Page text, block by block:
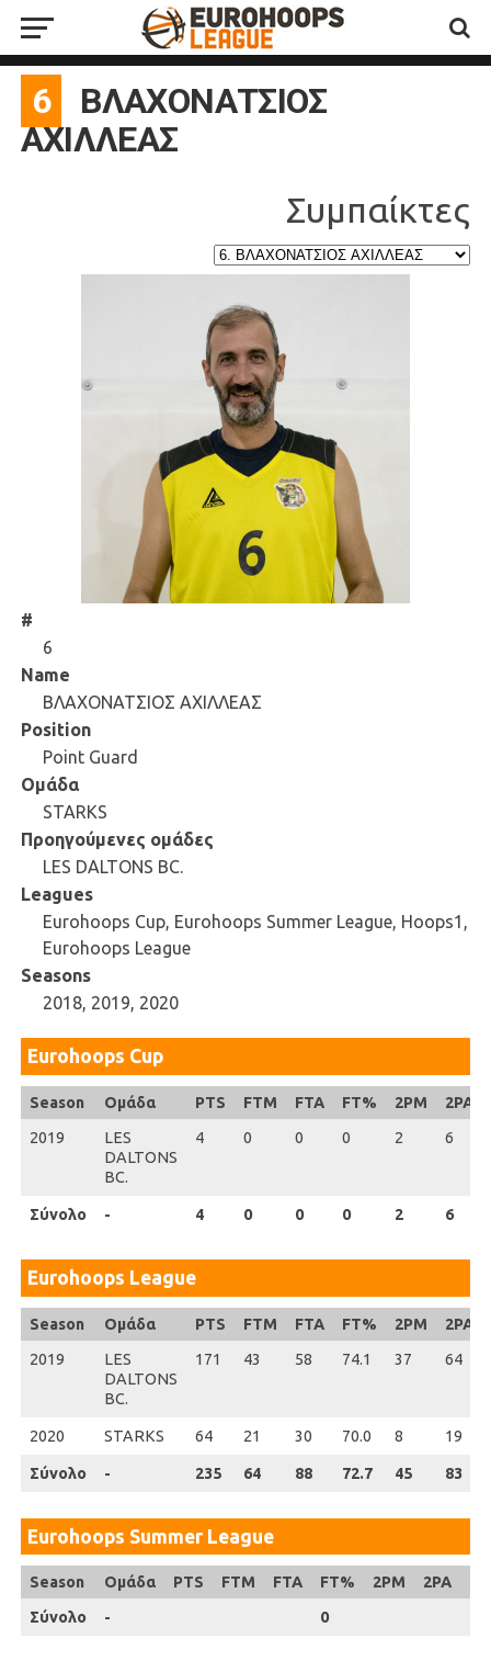
6
ΒΛΑΧΟΝΑΤΣΙΟΣ
ΑΧΙΛΛΕΑΣ
#
6
Name
ΒΛΑΧΟΝΑΤΣΙΟΣ ΑΧΙΛΛΕΑΣ
Position
Point Guard
Ομάδα
STARKS
Προηγούμενες ομάδες
LES DALTONS BC.
Leagues
Eurohoops Cup, Eurohoops Summer League, Hoops1,
Eurohoops League
Seasons
2018, 2019, 2020
Eurohoops Cup
Season
2019
Σύνολο
Season Ομάδα PTS FTM FTA FT% 2PM 2PA
2019
LES
DALTONS
BC.
4 0 0 0 2 6
Σύνολο - 4 0 0 0 2 6
Eurohoops League
Season
2019
2020
Σύνολο
Season Ομάδα PTS FTM FTA FT% 2PM 2PA
2019
LES
DALTONS
BC.
171 43 58 74.1 37 64
2020 STARKS 64 21 30 70.0 8 19
Σύνολο - 235 64 88 72.7 45 83
Eurohoops Summer League
Season
Σύνολο
Season Ομάδα PTS FTM FTA FT% 2PM 2PA
Σύνολο
- 0